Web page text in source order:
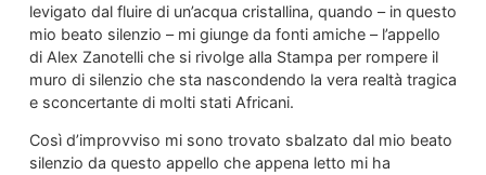
levigato dal fluire di un’acqua cristallina, quando – in questo
mio beato silenzio – mi giunge da fonti amiche – l’appello
di Alex Zanotelli che si rivolge alla Stampa per rompere il
muro di silenzio che sta nascondendo la vera realtà tragica
e sconcertante di molti stati Africani.
Così d’improvviso mi sono trovato sbalzato dal mio beato
silenzio da questo appello che appena letto mi ha